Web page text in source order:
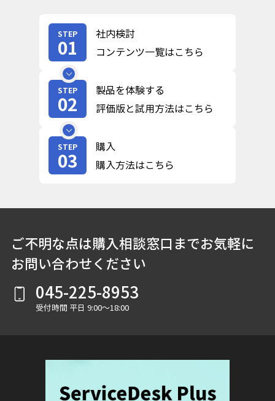
STEP
01
社内検討
コンテンツ一覧はこちら
STEP
02
製品を体験する
評価版と試用方法はこちら
STEP
03
購入
購入方法はこちら
ご不明な点は購入相談窓口までお気軽に
お問い合わせください
045-225-8953
受付時間 平日 9:00～18:00